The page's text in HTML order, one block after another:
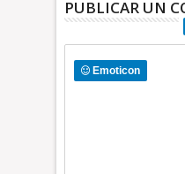
PUBLICAR UN
Emoticon